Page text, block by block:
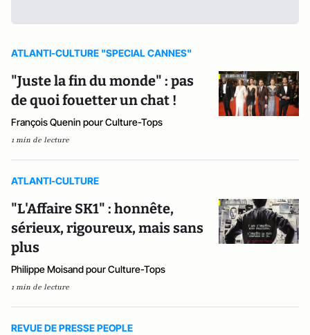
ATLANTI-CULTURE "SPECIAL CANNES"
"Juste la fin du monde" : pas
de quoi fouetter un chat !
François Quenin pour Culture-Tops
1 min de lecture
ATLANTI-CULTURE
"L'Affaire SK1" : honnête,
sérieux, rigoureux, mais sans
plus
Philippe Moisand pour Culture-Tops
1 min de lecture
REVUE DE PRESSE PEOPLE